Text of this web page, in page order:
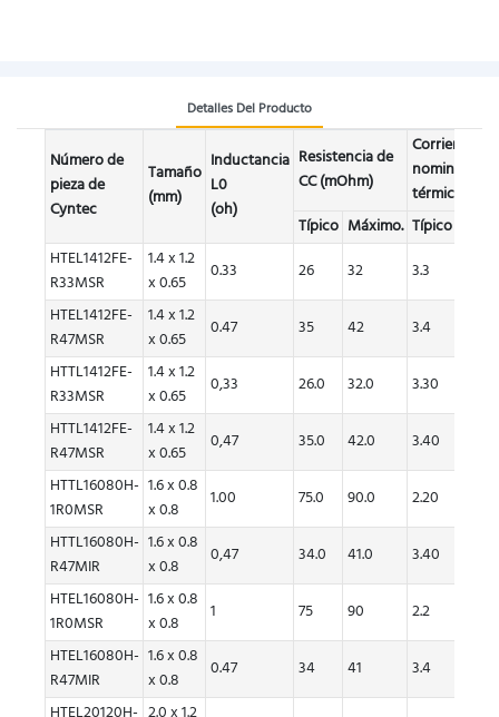
Detalles Del Producto
Número de
pieza de
Cyntec
Tamaño
(mm)
Inductancia
L0
(oh)
Resistencia de
CC (mOhm)
Corriente
nominal
térmica, Idc
Típico Máximo. Típico
HTEL1412FE-
R33MSR
1.4 x 1.2
x 0.65
0.33 26 32 3.3
HTEL1412FE-
R47MSR
1.4 x 1.2
x 0.65
0.47 35 42 3.4
HTTL1412FE-
R33MSR
1.4 x 1.2
x 0.65
0,33 26.0 32.0 3.30
HTTL1412FE-
R47MSR
1.4 x 1.2
x 0.65
0,47 35.0 42.0 3.40
HTTL16080H-
1R0MSR
1.6 x 0.8
x 0.8
1.00 75.0 90.0 2.20
HTTL16080H-
R47MIR
1.6 x 0.8
x 0.8
0,47 34.0 41.0 3.40
HTEL16080H-
1R0MSR
1.6 x 0.8
x 0.8
1 75 90 2.2
HTEL16080H-
R47MIR
1.6 x 0.8
x 0.8
0.47 34 41 3.4